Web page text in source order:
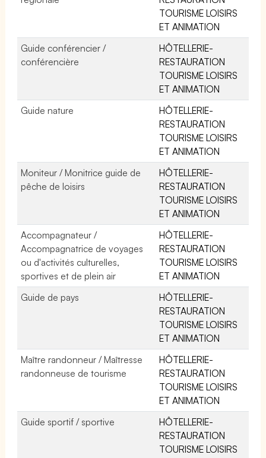
TOURISME LOISIRS
ET ANIMATION
Guide conférencier /
conférencière
HÔTELLERIE-
RESTAURATION
TOURISME LOISIRS
ET ANIMATION
Guide nature
HÔTELLERIE-
RESTAURATION
TOURISME LOISIRS
ET ANIMATION
Moniteur / Monitrice guide de
pêche de loisirs
HÔTELLERIE-
RESTAURATION
TOURISME LOISIRS
ET ANIMATION
Accompagnateur /
Accompagnatrice de voyages
ou d'activités culturelles,
sportives et de plein air
HÔTELLERIE-
RESTAURATION
TOURISME LOISIRS
ET ANIMATION
Guide de pays
HÔTELLERIE-
RESTAURATION
TOURISME LOISIRS
ET ANIMATION
Maître randonneur / Maîtresse
randonneuse de tourisme
HÔTELLERIE-
RESTAURATION
TOURISME LOISIRS
ET ANIMATION
Guide sportif / sportive
HÔTELLERIE-
RESTAURATION
TOURISME LOISIRS